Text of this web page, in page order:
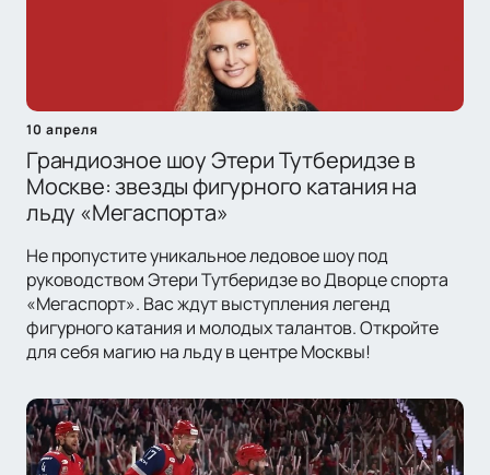
10 апреля
Грандиозное шоу Этери Тутберидзе в
Москве: звезды фигурного катания на
льду «Мегаспорта»
Не пропустите уникальное ледовое шоу под
руководством Этери Тутберидзе во Дворце спорта
«Мегаспорт». Вас ждут выступления легенд
фигурного катания и молодых талантов. Откройте
для себя магию на льду в центре Москвы!